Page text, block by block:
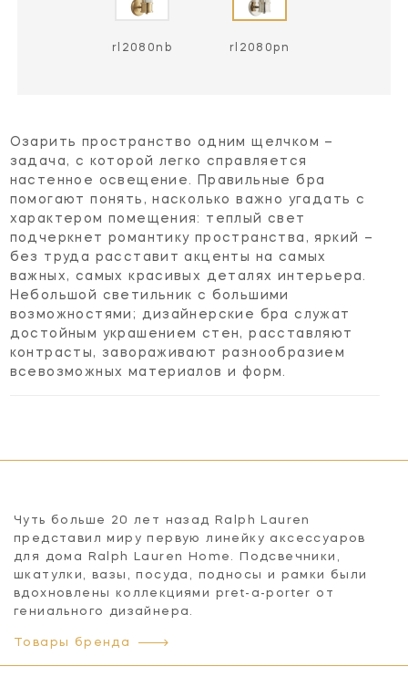
rl2080nb rl2080pn
Озарить пространство одним щелчком –
задача, с которой легко справляется
настенное освещение. Правильные бра
помогают понять, насколько важно угадать с
характером помещения: теплый свет
подчеркнет романтику пространства, яркий –
без труда расставит акценты на самых
важных, самых красивых деталях интерьера.
Небольшой светильник с большими
возможностями; дизайнерские бра служат
достойным украшением стен, расставляют
контрасты, завораживают разнообразием
всевозможных материалов и форм.
Чуть больше 20 лет назад Ralph Lauren
представил миру первую линейку аксессуаров
для дома Ralph Lauren Home. Подсвечники,
шкатулки, вазы, посуда, подносы и рамки были
вдохновлены коллекциями pret-a-porter от
гениального дизайнера.
Товары бренда